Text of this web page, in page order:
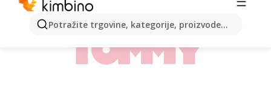
Potražite trgovine, kategorije, proizvode...